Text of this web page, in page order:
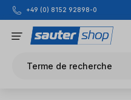
Passer au contenu principal
+49 (0) 8152 92898-0
Terme de recherche